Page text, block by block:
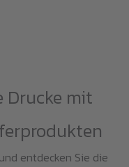
Drucke mit
entdecken Sie die